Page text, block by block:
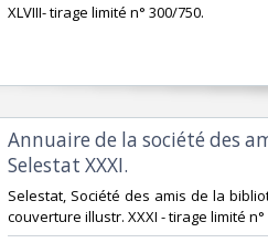
‎XLVIII- tirage limité n° 300/750.‎
‎Annuaire de la société des
Selestat XXXI. ‎
‎Selestat, Société des amis de la
couverture illustr. XXXI - tirage limité n°